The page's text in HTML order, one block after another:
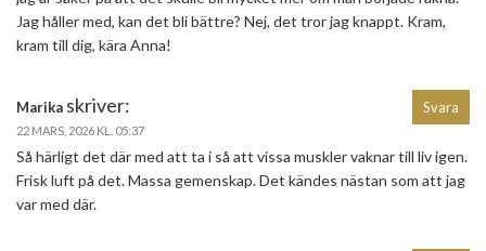
Jag håller med, kan det bli bättre? Nej, det tror jag knappt. Kram,
kram till dig, kära Anna!
Marika skriver:
22 MARS, 2026 KL. 05:37
Så härligt det där med att ta i så att vissa muskler vaknar till liv igen.
Frisk luft på det. Massa gemenskap. Det kändes nästan som att jag
var med där.
Svara